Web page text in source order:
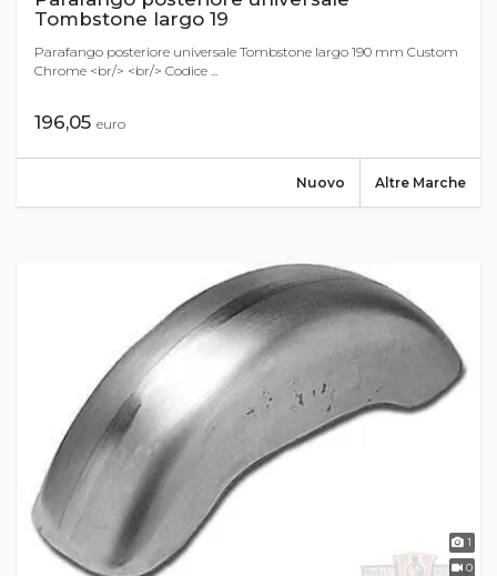
Tombstone largo 19
Parafango posteriore universale Tombstone largo 190 mm Custom
Chrome <br/> <br/> Codice ...
196,05 euro
Altre Marche
Nuovo
1
0